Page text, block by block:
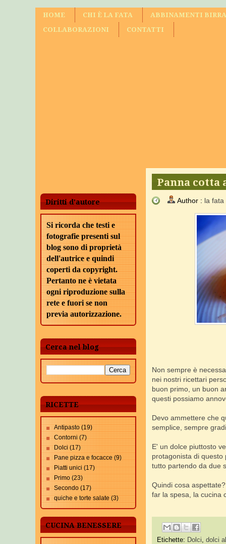
HOME CHI È LA FATA
ABBINAMENTI
COLLABORAZIONI
CONTATTI
Diritti d'autore
Si ricorda che testi e
fotografie presenti sul
blog sono di proprietà
dell'autrice e quindi
coperti da copyright.
Pertanto ne è vietata
ogni riproduzione sulla
rete e fuori se non
previa autorizzazione.
Cerca nel blog
RICETTE
Antipasto (19)
Contorni (7)
Dolci (17)
Pane pizza e focacce (9)
Piatti unici (17)
Primo (23)
Secondo (17)
quiche e torte salate (3)
CUCINA BENESSERE
Panna
Author : la fata
Non sempre è
nei nostri ricettari
buon primo, un buon
questi possiamo
Devo ammettere che
semplice, sempre
E' un dolce piuttosto
protagonista di
tutto partendo da due
Quindi cosa
far la spesa, la cucina
Etichette: Dolci dolci